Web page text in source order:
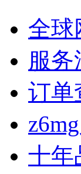
全球
服务
订单
十年